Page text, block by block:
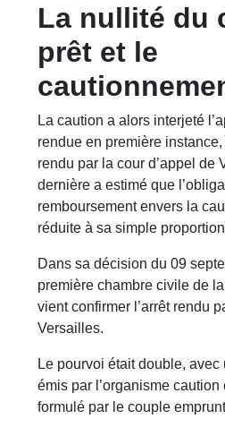
La nullité du
prêt et le
La caution a alors interjeté
rendue en première
rendu par la cour d’appel de
dernière a estimé que
remboursement envers la
réduite à sa simple
Dans sa décision du 09
première chambre civile de
vient confirmer l’arrêt rendu
Versailles.
Le pourvoi était double, avec
émis par l’organisme
formulé par le couple